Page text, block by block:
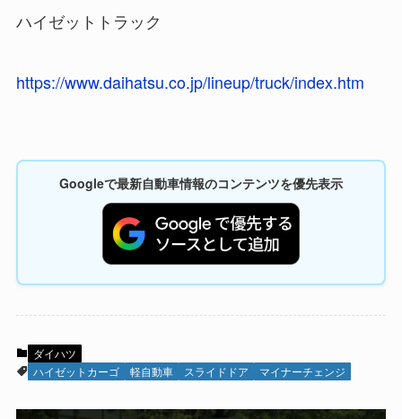
ハイゼットトラック
https://www.daihatsu.co.jp/lineup/truck/index.htm
Googleで最新自動車情報のコンテンツを優先表示
ダイハツ
ハイゼットカーゴ
軽自動車 スライドドア マイナーチェンジ